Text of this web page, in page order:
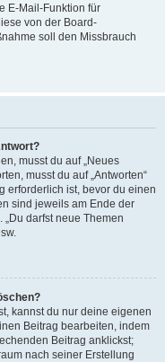
E-Mail-Funktion für
von der Board-
soll den Missbrauch
musst du auf „Neues
musst du auf „Antworten“
erforderlich ist, bevor du einen
sind jeweils am Ende der
darfst neue Themen
kannst du nur deine eigenen
Beitrag bearbeiten, indem
Beitrag anklickst;
nach seiner Erstellung